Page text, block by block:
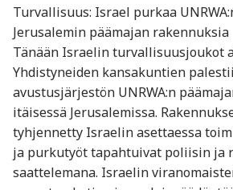
Turvallisuus: Israel purkaa
Jerusalemin päämajan rakennuksia
Tänään Israelin turvallisuusjoukot
Yhdistyneiden kansakuntien
avustusjärjestön UNRWA:n
itäisessä Jerusalemissa.
tyhjennetty Israelin asettaessa
ja purkutyöt tapahtuivat poliisin ja
saattelemana. Israelin